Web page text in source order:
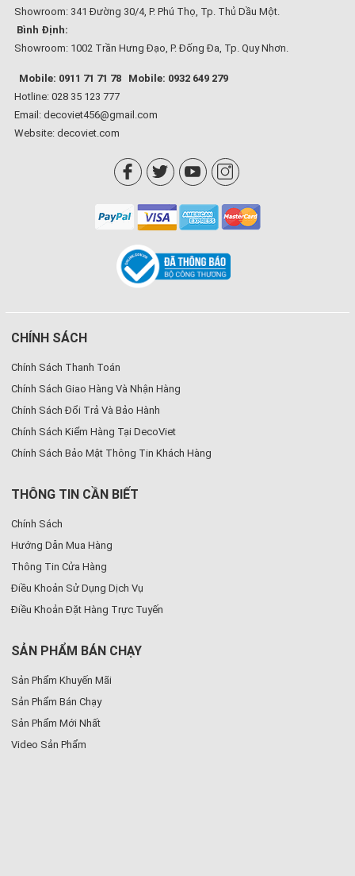
Showroom: 341 Đường 30/4, P. Phú Thọ, Tp. Thủ Dầu Một.
Bình Định:
Showroom: 1002 Trần Hưng Đạo, P. Đống Đa, Tp. Quy Nhơn.
Mobile: 0911 71 71 78
Mobile: 0932 649 279
Hotline: 028 35 123 777
Email: decoviet456@gmail.com
Website: decoviet.com
CHÍNH SÁCH
Chính Sách Thanh Toán
Chính Sách Giao Hàng Và Nhận Hàng
Chính Sách Đổi Trả Và Bảo Hành
Chính Sách Kiểm Hàng Tại DecoViet
Chính Sách Bảo Mật Thông Tin Khách Hàng
THÔNG TIN CẦN BIẾT
Chính Sách
Hướng Dẫn Mua Hàng
Thông Tin Cửa Hàng
Điều Khoản Sử Dụng Dịch Vụ
Điều Khoản Đặt Hàng Trực Tuyến
SẢN PHẨM BÁN CHẠY
Sản Phẩm Khuyến Mãi
Sản Phẩm Bán Chạy
Sản Phẩm Mới Nhất
Video Sản Phẩm